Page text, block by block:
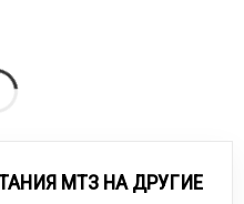
МТЗ НА ДРУГИЕ